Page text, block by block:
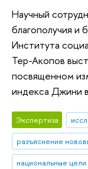
Научный
благополучия и
Института
Тер-Акопов
посвященном
индекса Джини
Экспертиза
разъяснение
национальные цели